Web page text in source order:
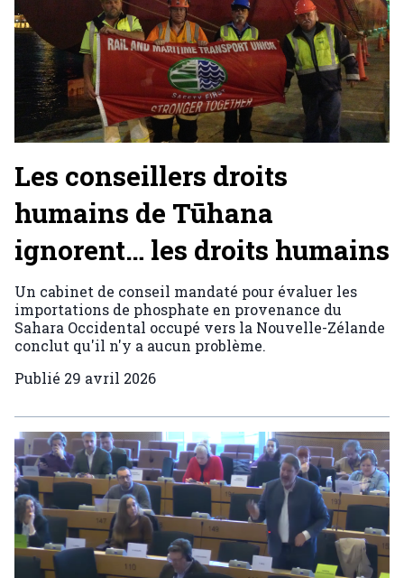
Les conseillers droits
humains de Tūhana
ignorent… les droits humains
Un cabinet de conseil mandaté pour évaluer les
importations de phosphate en provenance du
Sahara Occidental occupé vers la Nouvelle-Zélande
conclut qu'il n'y a aucun problème.
Publié 29 avril 2026